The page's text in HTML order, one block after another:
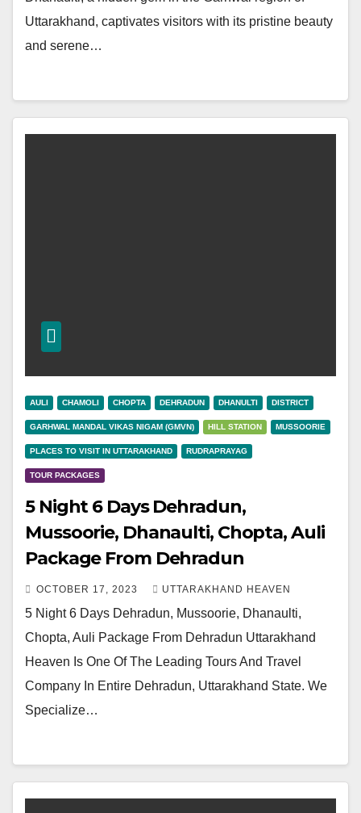
Uttarakhand, captivates visitors with its pristine beauty
and serene…
AULI CHAMOLI CHOPTA DEHRADUN DHANULTI DISTRICT
GARHWAL MANDAL VIKAS NIGAM (GMVN) HILL STATION MUSSOORIE
PLACES TO VISIT IN UTTARAKHAND RUDRAPRAYAG
TOUR PACKAGES
5 Night 6 Days Dehradun,
Mussoorie, Dhanaulti, Chopta, Auli
Package From Dehradun
OCTOBER 17, 2023 UTTARAKHAND HEAVEN
5 Night 6 Days Dehradun, Mussoorie, Dhanaulti,
Chopta, Auli Package From Dehradun Uttarakhand
Heaven Is One Of The Leading Tours And Travel
Company In Entire Dehradun, Uttarakhand State. We
Specialize…